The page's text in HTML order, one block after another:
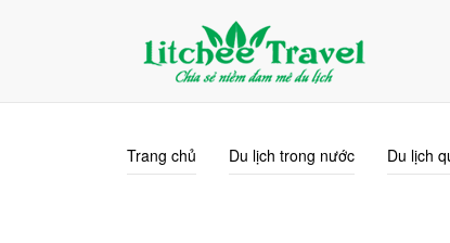
0915.338.689
Trang chủ Du lịch trong nước Du lịch